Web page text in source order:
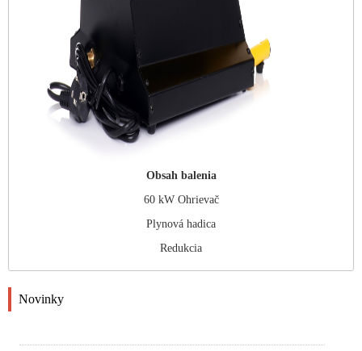
Obsah balenia
60 kW Ohrievač
Plynová hadica
Redukcia
Novinky